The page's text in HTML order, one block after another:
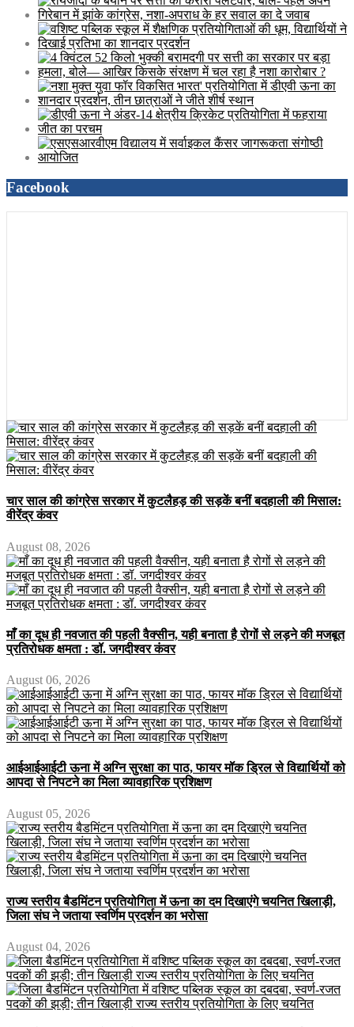
Facebook
चार साल की कांग्रेस सरकार में कुटलैहड़ की सड़कें बनीं बदहाली की मिसाल:
वीरेंद्र कंवर
August 08, 2026
माँ का दूध ही नवजात की पहली वैक्सीन, यही बनाता है रोगों से लड़ने की मजबूत
प्रतिरोधक क्षमता : डॉ. जगदीश्वर कंवर
August 06, 2026
आईआईआईटी ऊना में अग्नि सुरक्षा का पाठ, फायर मॉक ड्रिल से विद्यार्थियों को
आपदा से निपटने का मिला व्यावहारिक प्रशिक्षण
August 05, 2026
राज्य स्तरीय बैडमिंटन प्रतियोगिता में ऊना का दम दिखाएंगे चयनित खिलाड़ी,
जिला संघ ने जताया स्वर्णिम प्रदर्शन का भरोसा
August 04, 2026